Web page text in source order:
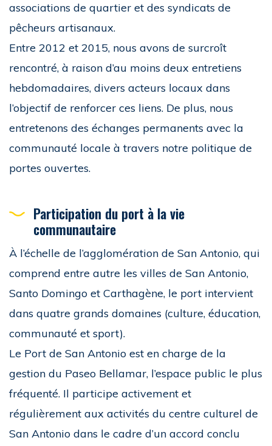
associations de quartier et des syndicats de
pêcheurs artisanaux.
Entre 2012 et 2015, nous avons de surcroît
rencontré, à raison d’au moins deux entretiens
hebdomadaires, divers acteurs locaux dans
l’objectif de renforcer ces liens. De plus, nous
entretenons des échanges permanents avec la
communauté locale à travers notre politique de
portes ouvertes.
Participation du port à la vie
communautaire
À l’échelle de l’agglomération de San Antonio, qui
comprend entre autre les villes de San Antonio,
Santo Domingo et Carthagène, le port intervient
dans quatre grands domaines (culture, éducation,
communauté et sport).
Le Port de San Antonio est en charge de la
gestion du Paseo Bellamar, l’espace public le plus
fréquenté. Il participe activement et
régulièrement aux activités du centre culturel de
San Antonio dans le cadre d’un accord conclu